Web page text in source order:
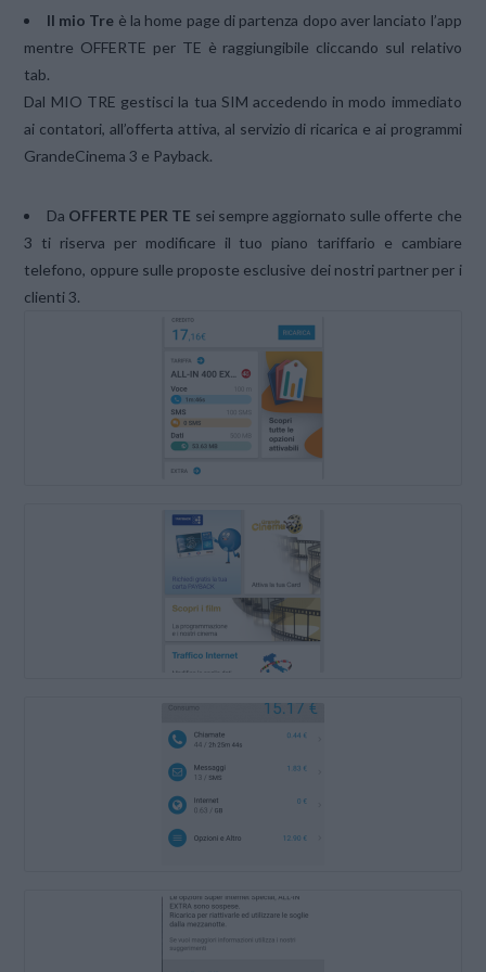
Il mio Tre è la home page di partenza dopo aver lanciato l’app
mentre OFFERTE per TE è raggiungibile cliccando sul relativo
tab.
Dal MIO TRE gestisci la tua SIM accedendo in modo immediato
ai contatori, all’offerta attiva, al servizio di ricarica e ai programmi
GrandeCinema 3 e Payback.
Da OFFERTE PER TE sei sempre aggiornato sulle offerte che
3 ti riserva per modificare il tuo piano tariffario e cambiare
telefono, oppure sulle proposte esclusive dei nostri partner per i
clienti 3.